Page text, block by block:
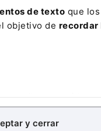
de texto que
objetivo de recordar
página web.
publicidad y
y cerrar
infografía en la que